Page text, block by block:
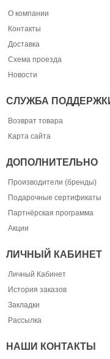
О компании
Контакты
Доставка
Схема проезда
Новости
СЛУЖБА
Возврат товара
Карта сайта
ДОПОЛНИТЕЛЬНО
Производители (бренды)
Подарочные сертификаты
Партнёрская программа
Акции
ЛИЧНЫЙ КАБИНЕТ
Личный Кабинет
История заказов
Закладки
Рассылка
НАШИ КОНТАКТЫ